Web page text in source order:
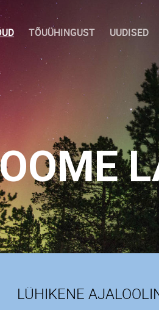
TÕUÜHINGUST UUDISED
LÜHIKENE